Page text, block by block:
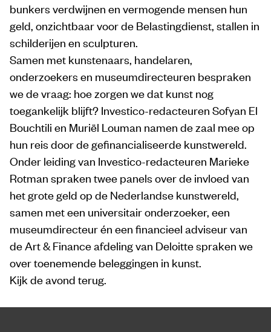
bunkers verdwijnen en vermogende mensen hun
geld, onzichtbaar voor de Belastingdienst, stallen in
schilderijen en sculpturen.
Samen met kunstenaars, handelaren,
onderzoekers en museumdirecteuren bespraken
we de vraag: hoe zorgen we dat kunst nog
toegankelijk blijft? Investico-redacteuren Sofyan El
Bouchtili en Muriël Louman namen de zaal mee op
hun reis door de gefinancialiseerde kunstwereld.
Onder leiding van Investico-redacteuren Marieke
Rotman spraken twee panels over de invloed van
het grote geld op de Nederlandse kunstwereld,
samen met een universitair onderzoeker, een
museumdirecteur én een financieel adviseur van
de Art & Finance afdeling van Deloitte spraken we
over toenemende beleggingen in kunst.
Kijk de avond terug.